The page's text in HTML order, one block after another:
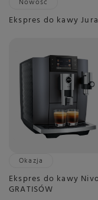
Nowość
Ekspres do kawy
Okazja
Ekspres do kawy
GRATISÓW